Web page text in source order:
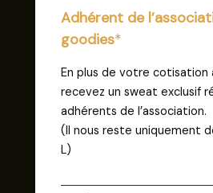
Adhérent de
goodies*
En plus de votre cotisation
recevez un sweat exclusif
adhérents de l’association.
(Il nous reste uniquement
L)